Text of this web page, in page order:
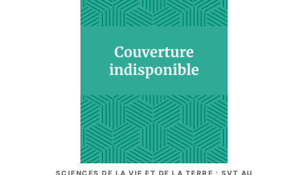
SCIENCES DE LA VIE ET DE LA TERRE : SVT AU